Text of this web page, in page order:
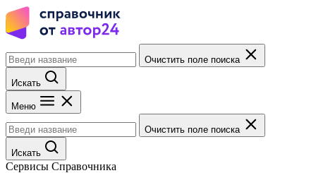
Очистить поле поиска
Искать
Меню
Очистить поле поиска
Искать
Сервисы Справочника